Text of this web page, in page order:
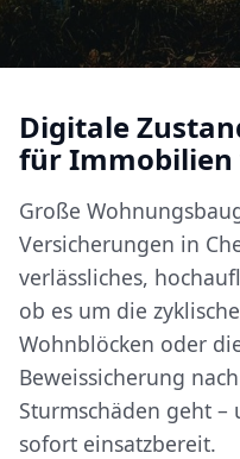
Digitale
für Immobilien
Große
Versicherungen in
verlässliches,
ob es um die
Wohnblöcken oder
Beweissicherung
Sturmschäden geht –
sofort einsatzbereit.